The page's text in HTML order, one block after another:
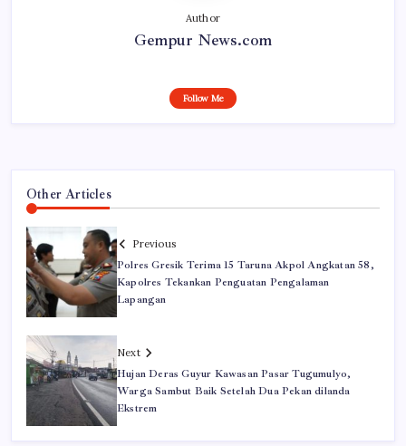
Author
Gempur News.com
Follow Me
Other Articles
Previous
Polres Gresik Terima 15 Taruna Akpol Angkatan 58,
Kapolres Tekankan Penguatan Pengalaman
Lapangan
Next
Hujan Deras Guyur Kawasan Pasar Tugumulyo,
Warga Sambut Baik Setelah Dua Pekan dilanda
Ekstrem